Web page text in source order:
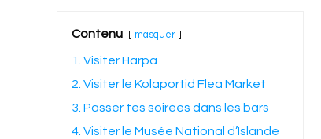
Contenu masquer
1. Visiter Harpa
2. Visiter le Kolaportid Flea Market
3. Passer tes soirées dans les bars
4. Visiter le Musée National d’Islande